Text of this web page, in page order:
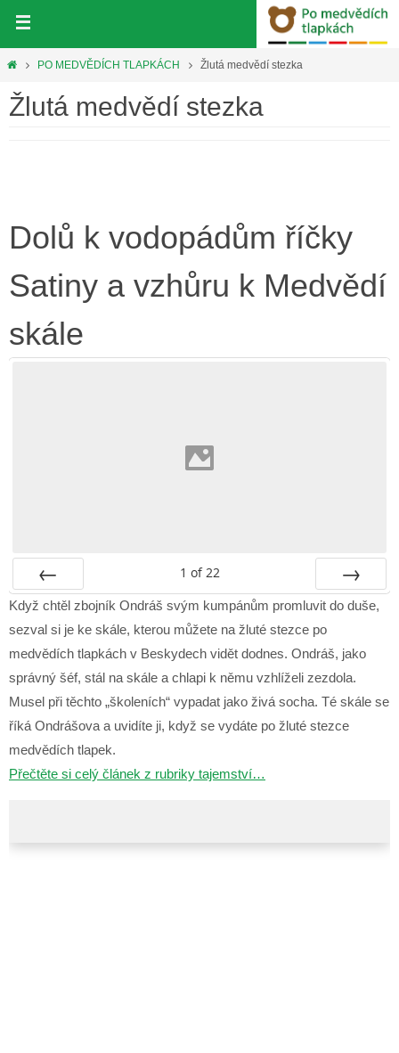
obsahHomePO MEDVĚDÍCH TLAPKÁCH Žlutá medvědí stezka
Žlutá medvědí stezka
Dolů k vodopádům říčky
Satiny a vzhůru k Medvědí
skále
Prev
1 of 22
Next
Když chtěl zbojník Ondráš svým kumpánům promluvit do duše,
sezval si je ke skále, kterou můžete na žluté stezce po
medvědích tlapkách v Beskydech vidět dodnes. Ondráš, jako
správný šéf, stál na skále a chlapi k němu vzhlíželi zezdola.
Musel při těchto „školeních“ vypadat jako živá socha. Té skále se
říká Ondrášova a uvidíte ji, když se vydáte po žluté stezce
medvědích tlapek.
Přečtěte si celý článek z rubriky tajemství…